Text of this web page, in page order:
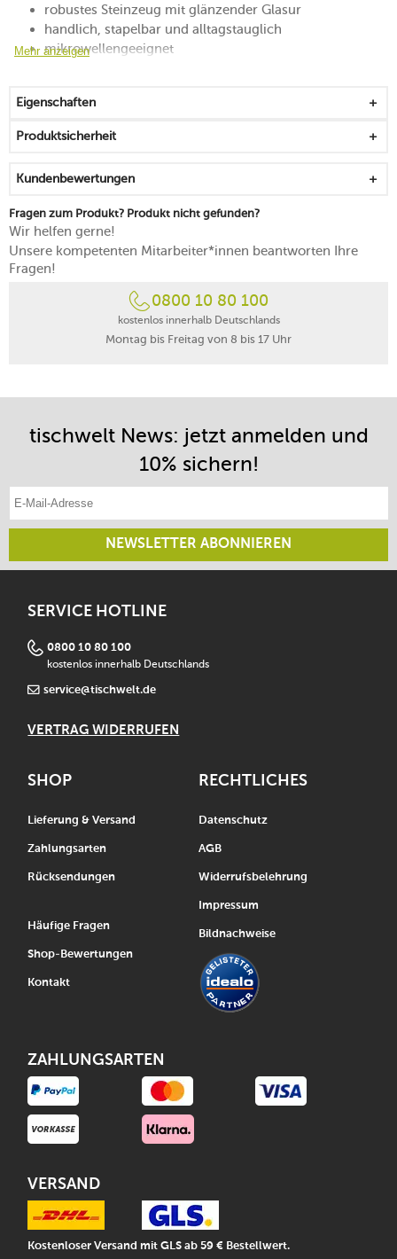
robustes Steinzeug mit glänzender Glasur
handlich, stapelbar und alltagstauglich
mikrowellengeeignet
Mehr anzeigen
Eigenschaften
Produktsicherheit
Kundenbewertungen
Fragen zum Produkt? Produkt nicht gefunden?
Wir helfen gerne!
Unsere kompetenten Mitarbeiter*innen beantworten Ihre
Fragen!
0800 10 80 100
kostenlos innerhalb Deutschlands
Montag bis Freitag von 8 bis 17 Uhr
tischwelt News: jetzt anmelden und
10% sichern!
NEWSLETTER ABONNIEREN
SERVICE HOTLINE
0800 10 80 100
kostenlos innerhalb Deutschlands
service@tischwelt.de
VERTRAG WIDERRUFEN
SHOP
Lieferung & Versand
Zahlungsarten
Rücksendungen
Häufige Fragen
Shop-Bewertungen
Kontakt
RECHTLICHES
Datenschutz
AGB
Widerrufsbelehrung
Impressum
Bildnachweise
ZAHLUNGSARTEN
VERSAND
Kostenloser Versand mit GLS ab 59 € Bestellwert.